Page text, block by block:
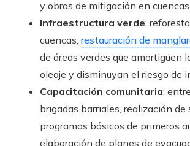
y obras de mitigación en
Infraestructura verde:
cuencas, restauración de
de áreas verdes que amortigüen
oleaje y disminuyan el riesgo de
Capacitación comunitaria:
brigadas barriales, realización de
programas básicos de primeros
elaboración de planes de